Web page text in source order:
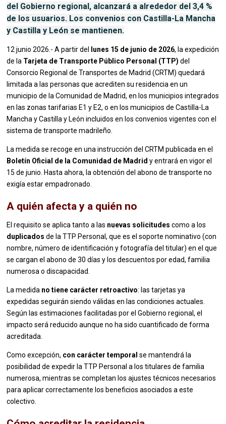
del Gobierno regional, alcanzará a alrededor del 3,4 %
de los usuarios. Los convenios con Castilla-La Mancha
y Castilla y León se mantienen.
12 junio 2026.- A partir del lunes 15 de junio de 2026, la expedición
de la Tarjeta de Transporte Público Personal (TTP) del
Consorcio Regional de Transportes de Madrid (CRTM) quedará
limitada a las personas que acrediten su residencia en un
municipio de la Comunidad de Madrid, en los municipios integrados
en las zonas tarifarias E1 y E2, o en los municipios de Castilla-La
Mancha y Castilla y León incluidos en los convenios vigentes con el
sistema de transporte madrileño.
La medida se recoge en una instrucción del CRTM publicada en el
Boletín Oficial de la Comunidad de Madridy entrará en vigor el
15 de junio. Hasta ahora, la obtención del abono de transporte no
exigía estar empadronado.
A quién afecta y a quién no
El requisito se aplica tanto a las nuevas solicitudes como a los
duplicados de la TTP Personal, que es el soporte nominativo (con
nombre, número de identificación y fotografía del titular) en el que
se cargan el abono de 30 días y los descuentos por edad, familia
numerosa o discapacidad.
La medida no tiene carácter retroactivo: las tarjetas ya
expedidas seguirán siendo válidas en las condiciones actuales.
Según las estimaciones facilitadas por el Gobierno regional, el
impacto será reducido aunque no ha sido cuantificado de forma
acreditada.
Como excepción, con carácter temporal se mantendrá la
posibilidad de expedir la TTP Personal a los titulares de familia
numerosa, mientras se completan los ajustes técnicos necesarios
para aplicar correctamente los beneficios asociados a este
colectivo.